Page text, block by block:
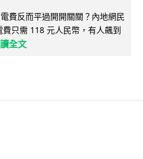
費反而平過開開關關？內地網民
只需 118 元人民幣，有人飆到
全文